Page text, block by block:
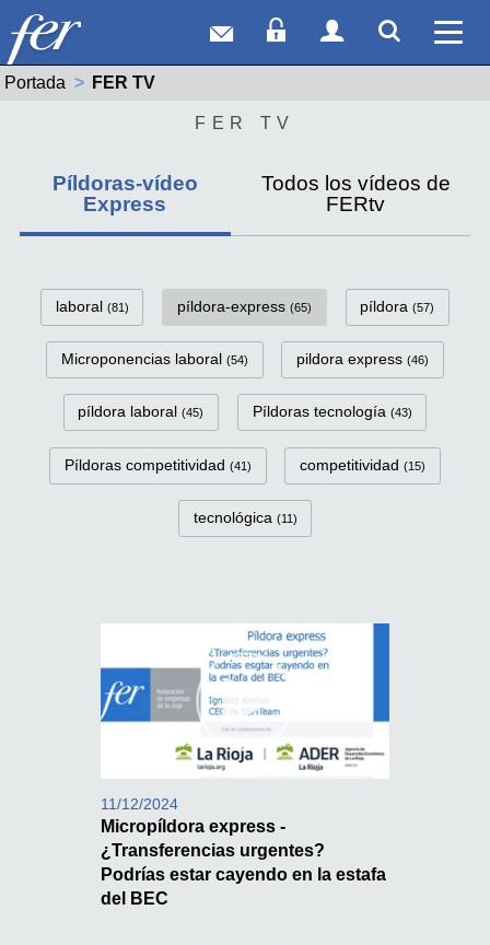
Correo webAcceso Socios
Acceso
Portada Actual:
FER TV
FER TV
Píldoras-vídeo
Express
Todos los vídeos de
FERtv
FerTv Píldoras-vídeo Express
laboral (81) píldora-express (65) píldora (57)
Microponencias laboral (54) pildora express (46)
píldora laboral (45) Píldoras tecnología (43)
Píldoras competitividad (41) competitividad (15)
tecnológica (11)
11/12/2024
Micropíldora express -
¿Transferencias urgentes?
Podrías estar cayendo en la estafa
del BEC